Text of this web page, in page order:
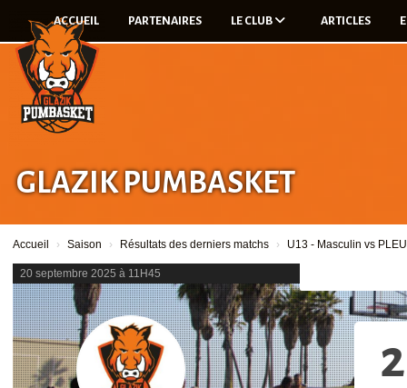
ACCUEIL PARTENAIRES LE CLUB ARTICLES
GLAZIK PUMBASKET
Accueil Saison Résultats des derniers matchs U13 - Masculin vs
20 septembre 2025 à 11H45